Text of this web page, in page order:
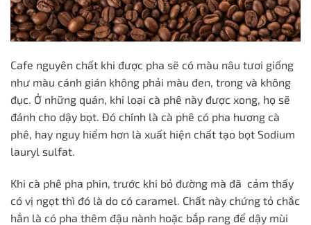
Cafe nguyên chất khi được pha sẽ có màu nâu tươi giống
như màu cánh gián không phải màu đen, trong và không
đục. Ở những quán, khi loại cà phê này được xong, họ sẽ
đánh cho dậy bọt. Đó chính là cà phê có pha hương cà
phê, hay nguy hiểm hơn là xuất hiện chất tạo bọt Sodium
lauryl sulfat.
Khi cà phê pha phin, trước khi bỏ đường mà đã cảm thấy
có vị ngọt thì đó là do có caramel. Chất này chứng tỏ chắc
hẳn là có pha thêm đậu nành hoặc bắp rang để dậy mùi